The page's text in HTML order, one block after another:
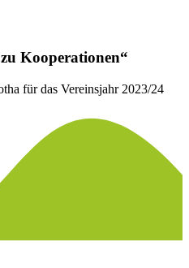
Kooperationen“
für das Vereinsjahr 2023/24